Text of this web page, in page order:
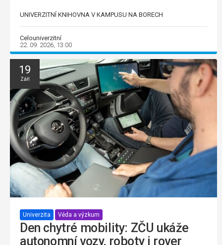
UNIVERZITNÍ KNIHOVNA V KAMPUSU NA BORECH
Celouniverzitní
22. 09. 2026, 13:00
19
Září
Univerzita Věda a výzkum
Den chytré mobility: ZČU ukáže
autonomní vozy, roboty i rover